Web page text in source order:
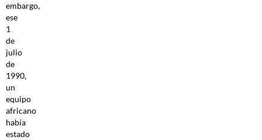
embargo,
ese
1
de
julio
de
1990,
un
equipo
africano
había
estado